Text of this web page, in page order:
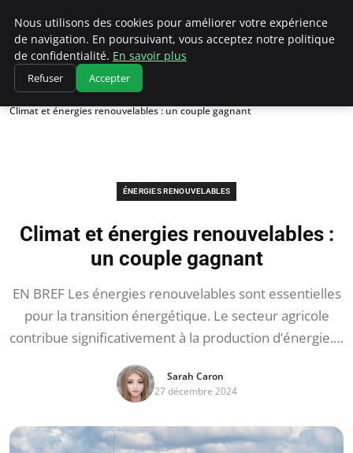
Climatedebtagents
Accueil
Énergies Renouvelables
Climat et énergies renouvelables : un couple gagnant
ÉNERGIES RENOUVELABLES
Climat et énergies renouvelables :
un couple gagnant
EN BREF Les énergies renouvelables sont essentielles
pour la transition énergétique. Le secteur agricole
contribue significativement à la production d’énergie.…
Sarah Caron
27 décembre 2024
Nous utilisons des cookies pour améliorer votre expérience
de navigation. En poursuivant, vous acceptez notre politique
de confidentialité. En savoir plus
Refuser Accepter